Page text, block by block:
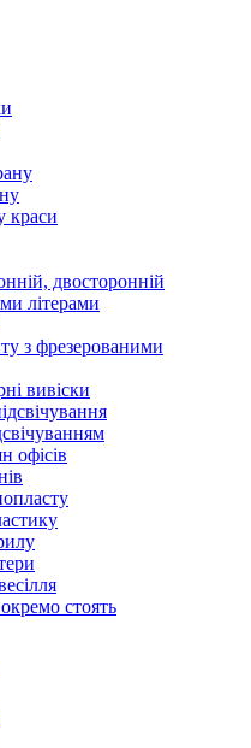
краси
двосторонній
літерами
з фрезерованими
вивіски
офісів
стоять